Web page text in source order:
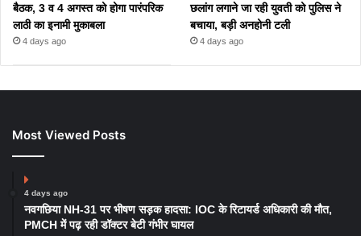
बैठक, 3 व 4 अगस्त को होगा पारंपरिक
लाठी का इनामी मुकाबला
4 days ago
छलांग लगाने जा रही युवती को पुलिस ने
बचाया, बड़ी अनहोनी टली
4 days ago
Most Viewed Posts
4 days ago
नवगछिया NH-31 पर भीषण सड़क हादसा: IOC के रिटायर्ड अधिकारी की मौत,
PMCH में पढ़ रही डॉक्टर बेटी गंभीर घायल